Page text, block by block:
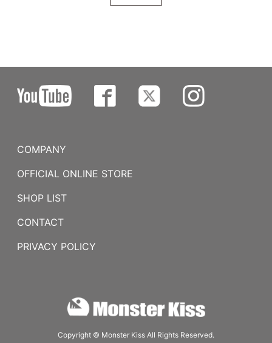
COMPANY
OFFICIAL ONLINE STORE
SHOP LIST
CONTACT
PRIVACY POLICY
Copyright © Monster Kiss All Rights Reserved.